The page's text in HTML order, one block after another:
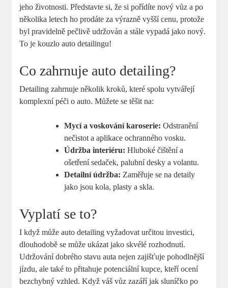
jeho životnosti. Představte si, že si pořídíte nový vůz a po
několika⁣ letech ‍ho ⁤prodáte za výrazně vyšší cenu, protože
byl pravidelně pečlivě udržován a stále vypadá jako ‍nový.
To je kouzlo auto detailingu!
Co zahrnuje⁣ auto detailing?
Detailing zahrnuje několik ⁢kroků, které‍ spolu vytvářejí
komplexní péči o auto. Můžete ​se těšit ​na:
Mycí a voskování karoserie: Odstranění
nečistot‍ a aplikace ochranného vosku.
Údržba interiéru: ⁢Hluboké⁤ čištění a
ošetření⁤ sedaček,‍ palubní desky a volantu.
Detailní‍ údržba: ​Zaměřuje se ‍na detaily
jako jsou kola, plasty a skla.
Vyplatí se to?
I když může auto detailing vyžadovat určitou⁤ investici,
dlouhodobě se⁣ může ukázat ‍jako ​skvélé rozhodnutí.
Udržování⁣ dobrého stavu auta nejen zajišťuje pohodlnější
jízdu, ale také to přitahuje ‍potenciální kupce, kteří ocení
⁣bezchybný vzhled. Když váš⁢ vůz zazáří ‍jak ​sluníčko po‍